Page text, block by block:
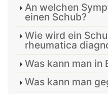
An welchen
einen Schub?
Wie wird ein
rheumatica
Was kann man in
Was kann man